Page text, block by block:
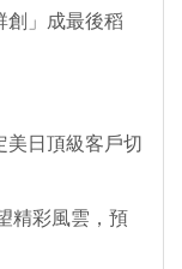
創」成最後稻
日頂級客戶切
精彩風雲，預